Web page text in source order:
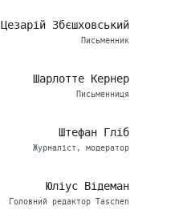
Цезарій Збєшховський
Письменник
Шарлотте Кернер
Письменниця
Штефан Гліб
Журналіст, модератор
Юліус Відеман
Головний редактор Taschen